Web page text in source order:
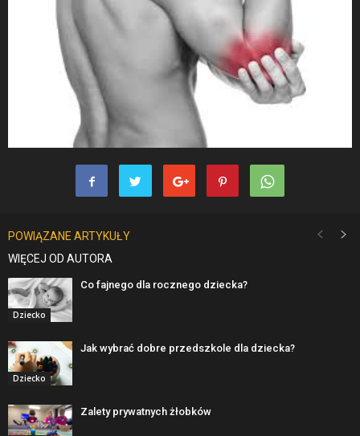
POWIĄZANE ARTYKUŁY
WIĘCEJ OD AUTORA
Dziecko
Co fajnego dla rocznego dziecka?
Dziecko
Jak wybrać dobre przedszkole dla dziecka?
Zalety prywatnych żłobków